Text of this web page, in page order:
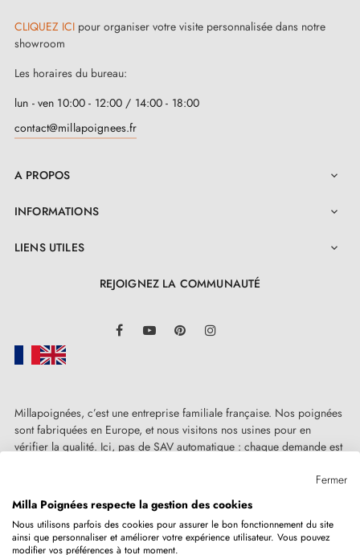
CLIQUEZ ICI pour organiser votre visite personnalisée dans notre
showroom
Les horaires du bureau:
lun - ven 10:00 - 12:00 / 14:00 - 18:00
contact@millapoignees.fr
A PROPOS 
INFORMATIONS 
LIENS UTILES 
REJOIGNEZ LA COMMUNAUTÉ
FacebookYouTube Pinterest
Millapoignées, c’est une entreprise familiale française. Nos poignées
sont fabriquées en Europe, et nous visitons nos usines pour en
vérifier la qualité. Ici, pas de SAV automatique : chaque demande est
Copyright © 2026MILLA POIGNEESTous droits réservés.
Fermer
Milla Poignées respecte la gestion des cookies
Nous utilisons parfois des cookies pour assurer le bon fonctionnement du site
ainsi que personnaliser et améliorer votre expérience utilisateur. Vous pouvez
modifier vos préférences à tout moment.